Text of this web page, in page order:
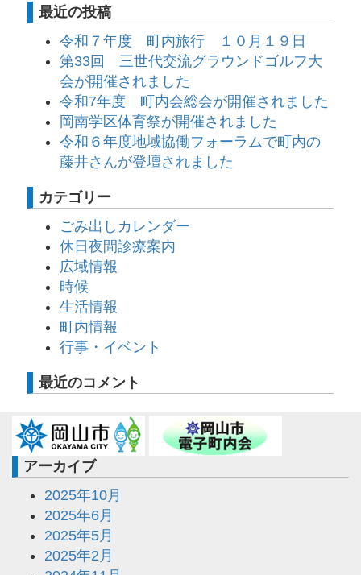
最近の投稿
令和７年度 町内旅行 １０月１９日
第33回 三世代交流グラウンドゴルフ大
会が開催されました
令和7年度 町内会総会が開催されました
岡南学区体育祭が開催されました
令和６年度地域協働フォーラムで町内の
藤井さんが登壇されました
カテゴリー
ごみ出しカレンダー
休日夜間診療案内
広域情報
時候
生活情報
町内情報
行事・イベント
最近のコメント
アーカイブ
2025年10月
2025年6月
2025年5月
2025年2月